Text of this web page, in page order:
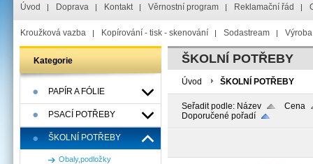
Úvod Doprava Kontakt Věrnostní program Reklamační řád
Kroužková vazba Kopírování - tisk - skenování Sodastream
Kategorie
PAPÍR A FÓLIE
PSACÍ POTŘEBY
ŠKOLNÍ POTŘEBY
Obaly,podložky
ŠKOLNÍ POTŘEBY
Úvod ŠKOLNÍ POTŘEBY
Seřadit podle: Název
Cena
Doporučené pořadí